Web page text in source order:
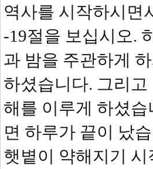
역사를 시작하시면
-19절을 보십시오.
과 밤을 주관하게
하셨습니다. 그리
해를 이루게 하셨
면 하루가 끝이 났
햇볕이 약해지기